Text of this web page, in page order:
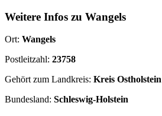
Weitere Infos zu Wangels
Ort: Wangels
Postleitzahl: 23758
Gehört zum Landkreis: Kreis Ostholstein
Bundesland: Schleswig-Holstein